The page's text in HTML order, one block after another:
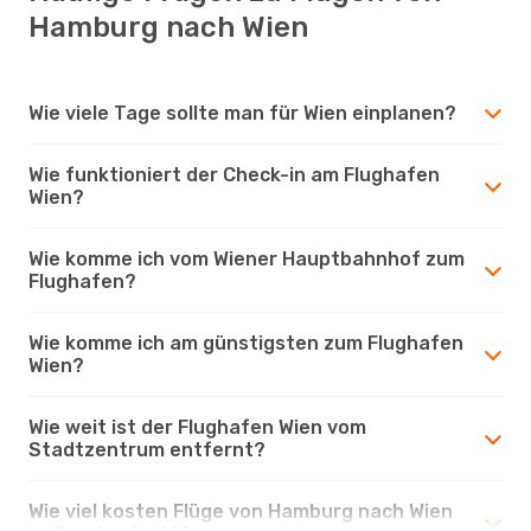
Hamburg nach Wien
Wie viele Tage sollte man für Wien einplanen?
Wie funktioniert der Check-in am Flughafen
Wien?
Wie komme ich vom Wiener Hauptbahnhof zum
Flughafen?
Wie komme ich am günstigsten zum Flughafen
Wien?
Wie weit ist der Flughafen Wien vom
Stadtzentrum entfernt?
Wie viel kosten Flüge von Hamburg nach Wien